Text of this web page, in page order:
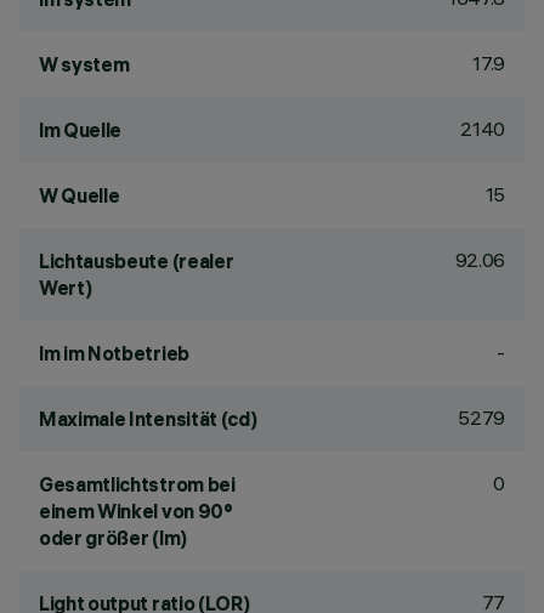
W system 17.9
lm Quelle 2140
W Quelle 15
Lichtausbeute (realer
Wert)
92.06
lm im Notbetrieb -
Maximale Intensität (cd) 5279
Gesamtlichtstrom bei
einem Winkel von 90°
oder größer (lm)
0
Light output ratio (LOR) 77